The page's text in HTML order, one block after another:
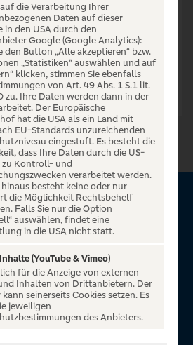
Raiffeisenbanken. Auf
finden Sie Tickets für
Musicals und Shows, die
die Champions League und die
die Verarbeitung Ihrer
Daten auf dieser
in den USA durch den
Google (Google Analytics):
den Button „Alle akzeptieren“ bzw.
„Statistiken“ auswählen und auf
klicken, stimmen Sie ebenfalls
von Art. 49 Abs. 1 S.1 lit.
zu. Ihre Daten werden dann in der
Der Europäische
hat die USA als ein Land mit
EU-Standards unzureichenden
eingestuft. Es besteht die
dass Ihre Daten durch die US-
zu Kontroll- und
verarbeitet werden.
besteht keine oder nur
die Möglichkeit Rechtsbehelf
Falls Sie nur die Option
auswählen, findet eine
in die USA nicht statt.
(YouTube & Vimeo)
für die Anzeige von externen
Inhalten von Drittanbietern. Der
seinerseits Cookies setzen. Es
jeweiligen
des Anbieters.